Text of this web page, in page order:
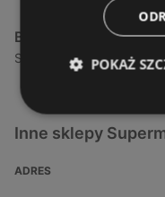
Biedronka
Sienkiewicza 32, 72-510
Inne sklepy
ADRES
POKAŻ